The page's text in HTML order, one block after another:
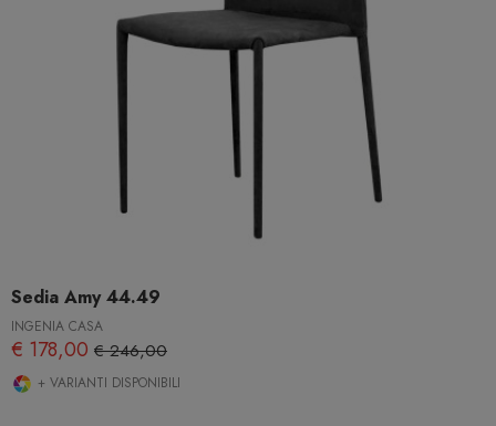
Sedia Amy 44.49
INGENIA CASA
€ 178,00 € 246,00
+ VARIANTI DISPONIBILI